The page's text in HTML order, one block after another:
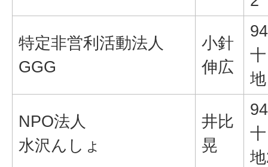
特定非営利活動法人
GGG
小針
伸広
地
NPO法人
水沢んしょ
井比
晃